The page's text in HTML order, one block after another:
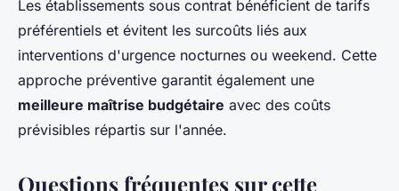
Les établissements sous contrat bénéficient de tarifs
préférentiels et évitent les surcoûts liés aux
interventions d'urgence nocturnes ou weekend. Cette
approche préventive garantit également une
meilleure maîtrise budgétaire avec des coûts
prévisibles répartis sur l'année.
Questions fréquentes sur cette